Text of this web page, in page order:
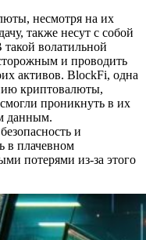
несмотря на их
также несут с собой
волатильной
и проводить
активов. BlockFi, одна
криптовалюты,
проникнуть в их
данным.
и
в плачевном
потерями из-за этого